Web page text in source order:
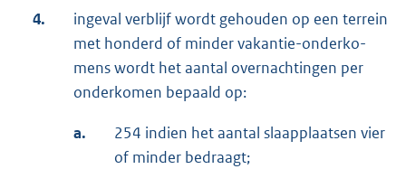
4.
ingeval verblijf wordt gehouden op een terrein
met honderd of minder vakantie-onderko­
mens wordt het aantal overnachtingen per
onderkomen bepaald op:
a.
254 indien het aantal slaapplaatsen vier
of minder bedraagt;